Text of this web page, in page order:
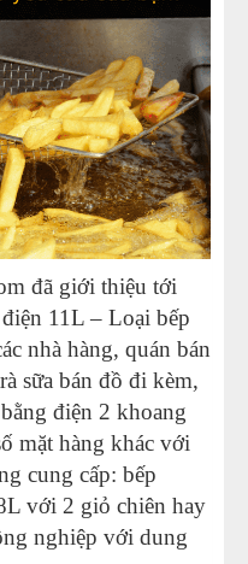
đã giới thiệu tới
11L – Loại bếp
nhà hàng, quán bán
sữa bán đồ đi kèm,
điện 2 khoang
mặt hàng khác với
cung cấp: bếp
với 2 giỏ chiên hay
nghiệp với dung